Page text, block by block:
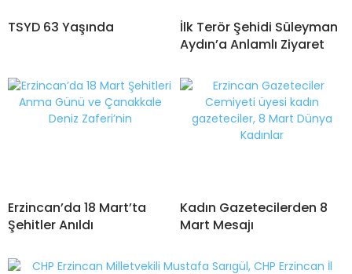
TSYD 63 Yaşında
İlk Terör Şehidi Süleyman
Aydın’a Anlamlı Ziyaret
Erzincan’da 18 Mart’ta
Şehitler Anıldı
Kadın Gazetecilerden 8
Mart Mesajı